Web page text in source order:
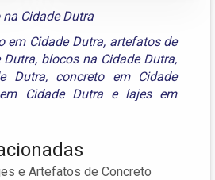
Cidade Dutra
em Cidade Dutra, artefatos de
Dutra, blocos na Cidade Dutra,
Dutra, concreto em Cidade
Cidade Dutrae lajes em
e Artefatos de Concreto